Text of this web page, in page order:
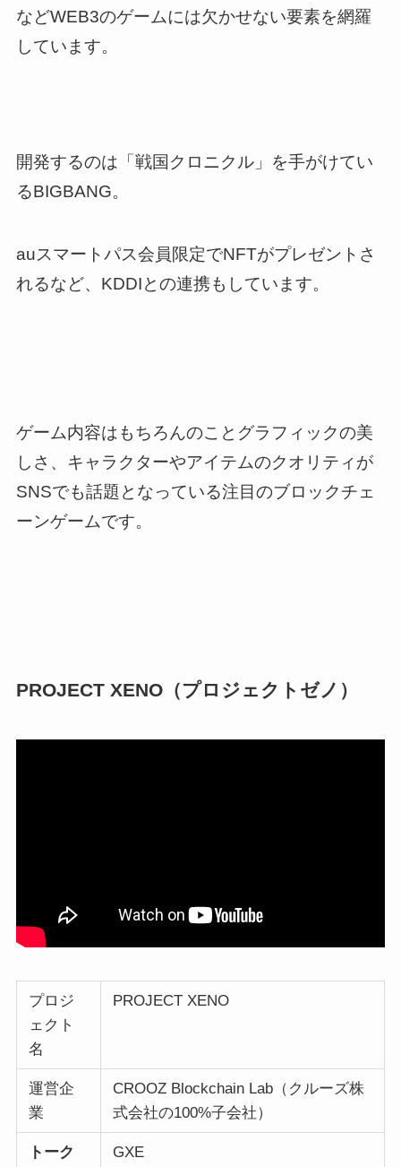
などWEB3のゲームには欠かせない要素を網羅
しています。
開発するのは「戦国クロニクル」を手がけてい
るBIGBANG。
auスマートパス会員限定でNFTがプレゼントさ
れるなど、KDDIとの連携もしています。
ゲーム内容はもちろんのことグラフィックの美
しさ、キャラクターやアイテムのクオリティが
SNSでも話題となっている注目のブロックチェ
ーンゲームです。
PROJECT XENO（プロジェクトゼノ）
プロジ
ェクト
名
PROJECT XENO
運営企
業
CROOZ Blockchain Lab（クルーズ株
式会社の100%子会社）
トーク
GXE